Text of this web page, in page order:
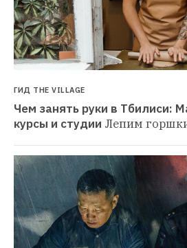
ГИД THE VILLAGE
Чем занять руки в Тбилиси:
курсы и студии Лепим